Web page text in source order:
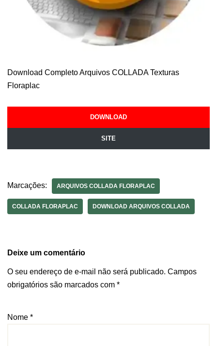
Download Completo Arquivos COLLADA Texturas
Floraplac
DOWNLOAD
SITE
Marcações: ARQUIVOS COLLADA FLORAPLAC
COLLADA FLORAPLAC DOWNLOAD ARQUIVOS COLLADA
Deixe um comentário
O seu endereço de e-mail não será publicado. Campos
obrigatórios são marcados com *
Nome *